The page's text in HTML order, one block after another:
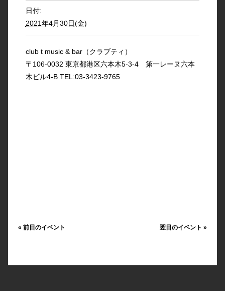
日付:
2021年4月30日(金)
club t music & bar（クラブティ）
〒106-0032 東京都港区六本木5-3-4 第一レーヌ六本
木ビル4-B TEL:03-3423-9765
« 前日のイベント 翌日のイベント»